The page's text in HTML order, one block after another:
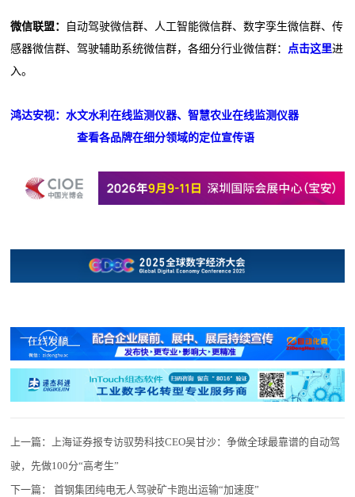
微信联盟：
自动驾驶微信群、人工智能微信群、数字孪生微信群、传
感器微信群、驾驶辅助系统微信群，各细分行业微信群：
点击这里进
入。
鸿达安视：水文水利在线监测仪器、智慧农业在线监测仪器
查看各品牌在细分领域的定位宣传语
上一篇：
上海证券报专访驭势科技CEO吴甘沙：争做全球最靠谱的自动驾
驶，先做100分“高考生”
下一篇：
首钢集团纯电无人驾驶矿卡跑出运输“加速度”